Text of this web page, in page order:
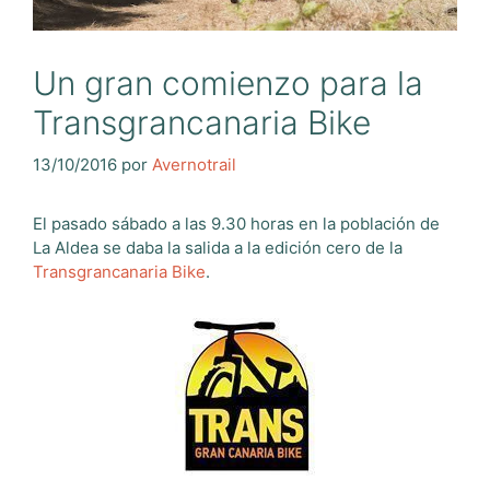
Un gran comienzo para la
Transgrancanaria Bike
13/10/2016 por Avernotrail
El pasado sábado a las 9.30 horas en la población de
La Aldea se daba la salida a la edición cero de la
Transgrancanaria Bike.